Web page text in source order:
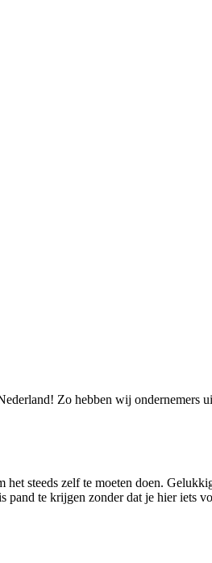
Zo hebben wij ondernemers
steeds zelf te moeten doen.
te krijgen zonder dat je hier iets